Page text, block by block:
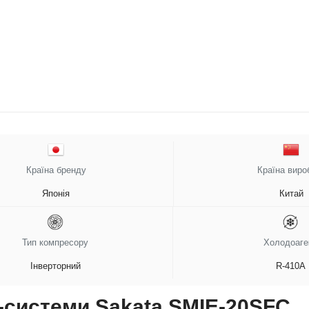
Країна бренду
Японія
Країна
Китай
Тип компресору
Інверторний R-410A